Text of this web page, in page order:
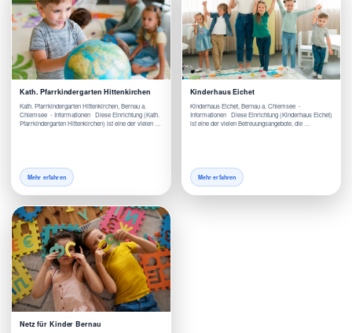
Kath. Pfarrkindergarten Hittenkirchen
Kath. Pfarrkindergarten Hittenkirchen, Bernau a.
Chiemsee - Informationen Diese Einrichtung (Kath.
Pfarrkindergarten Hittenkirchen) ist eine der vielen …
Mehr erfahren
Kinderhaus Eichet
Kinderhaus Eichet, Bernau a. Chiemsee -
Informationen Diese Einrichtung (Kinderhaus Eichet)
ist eine der vielen Betreuungsangebote, die …
Mehr erfahren
Netz für Kinder Bernau